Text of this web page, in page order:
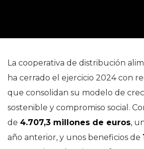
La cooperativa de distribución
ha cerrado el ejercicio 2024 con
que consolidan su modelo de
sostenible y compromiso social.
de 4.707,3 millones de euros,
año anterior, y unos beneficios de